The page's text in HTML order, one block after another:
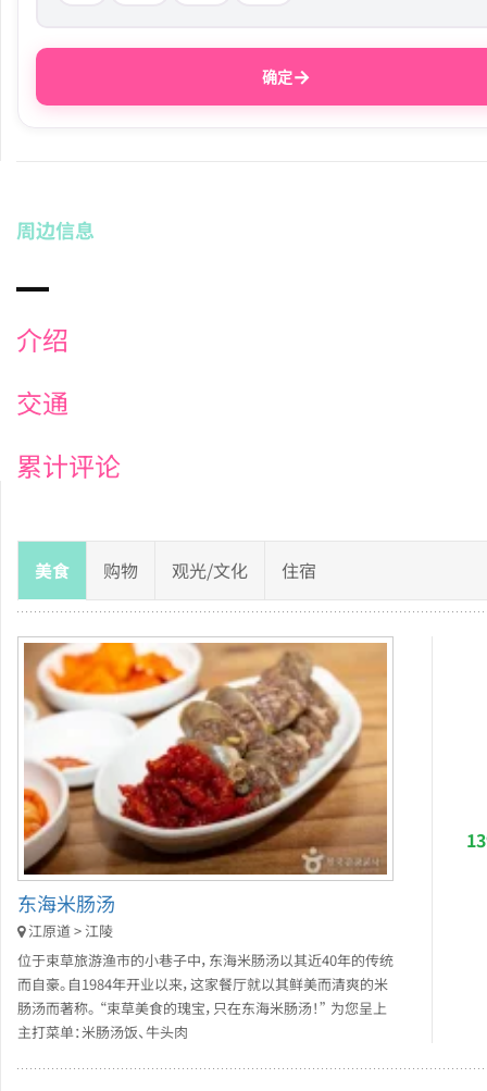
确定→
周边信息
介绍
交通
累计评论
美食 购物 观光/文化 住宿
东海米肠汤
江原道 > 江陵
位于束草旅游渔市的小巷子中，东海米肠汤以其近40年的传统
而自豪。自1984年开业以来，这家餐厅就以其鲜美而清爽的米
肠汤而著称。 “束草美食的瑰宝，只在东海米肠汤！” 为您呈上
主打菜单：米肠汤饭、牛头肉